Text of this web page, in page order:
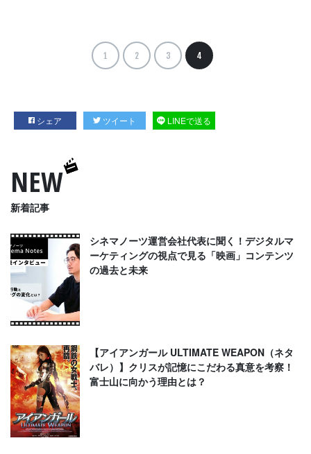
1 2 3 4
シェア ツイート LINEで送る
NEW
新着記事
シネマノーツ運営会社代表に聞く！デジタルマ
ーケティングの視点で見る「映画」コンテンツ
の過去と未来
【アイアンガール ULTIMATE WEAPON（ネタ
バレ）】クリスが記憶にこだわる真意を考察！
富士山に向かう理由とは？